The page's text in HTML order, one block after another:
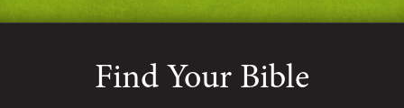
Find Your Bible